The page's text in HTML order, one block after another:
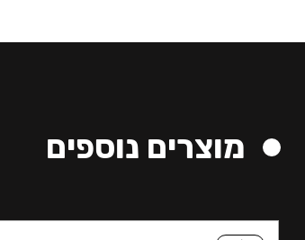
מוצרים נוספים